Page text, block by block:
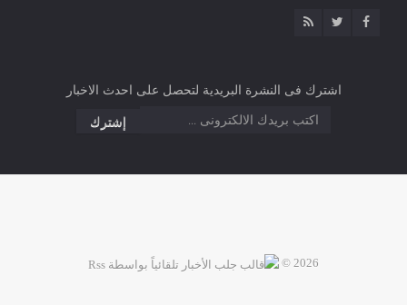
اشترك فى النشرة البريدية لتحصل على احدث الاخبار
2026 ©